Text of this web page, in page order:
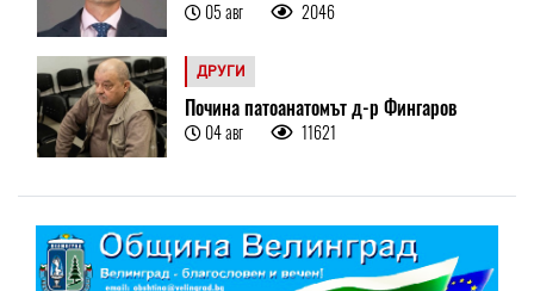
05 авг 2046
ДРУГИ
Почина патоанатомът д-р Фингаров
04 авг 11621